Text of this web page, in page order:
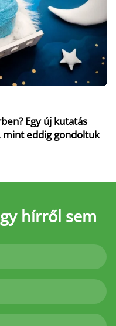
Egy új kutatás
eddig gondoltuk
hírről sem